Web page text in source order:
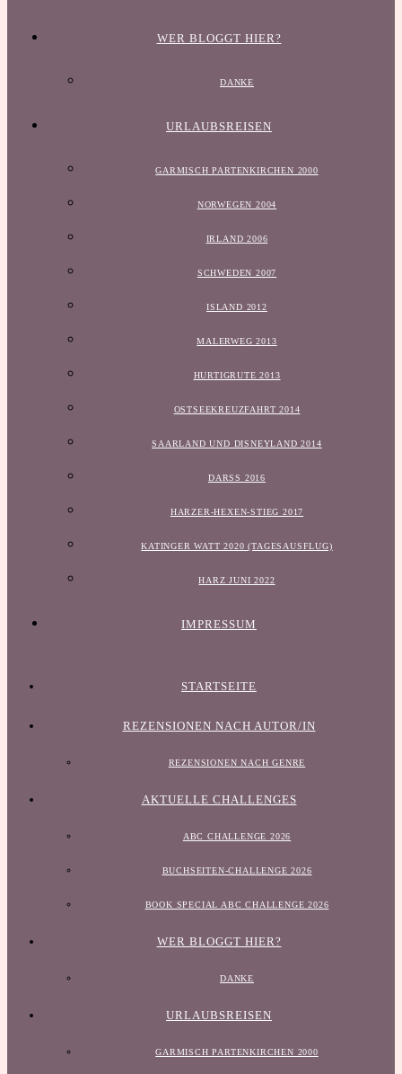
WER BLOGGT HIER?
DANKE
URLAUBSREISEN
GARMISCH PARTENKIRCHEN 2000
NORWEGEN 2004
IRLAND 2006
SCHWEDEN 2007
ISLAND 2012
MALERWEG 2013
HURTIGRUTE 2013
OSTSEEKREUZFAHRT 2014
SAARLAND UND DISNEYLAND 2014
DARSS 2016
HARZER-HEXEN-STIEG 2017
KATINGER WATT 2020 (TAGESAUSFLUG)
HARZ JUNI 2022
IMPRESSUM
STARTSEITE
REZENSIONEN NACH AUTOR/IN
REZENSIONEN NACH GENRE
AKTUELLE CHALLENGES
ABC CHALLENGE 2026
BUCHSEITEN-CHALLENGE 2026
BOOK SPECIAL ABC CHALLENGE 2026
WER BLOGGT HIER?
DANKE
URLAUBSREISEN
GARMISCH PARTENKIRCHEN 2000